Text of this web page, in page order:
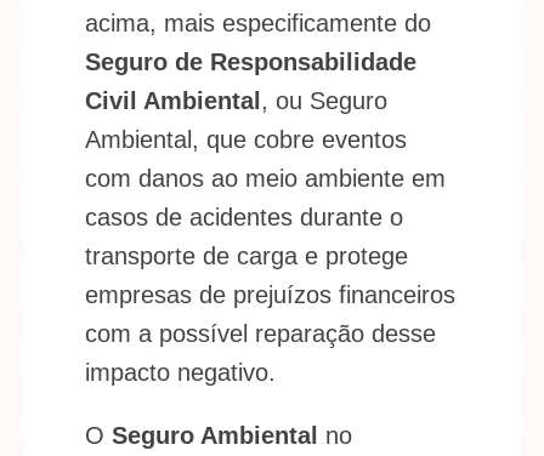
acima, mais especificamente do
Seguro de Responsabilidade
Civil Ambiental , ou Seguro
Ambiental, que cobre eventos
com danos ao meio ambiente em
casos de acidentes durante o
transporte de carga e protege
empresas de prejuízos financeiros
com a possível reparação desse
impacto negativo.
O Seguro Ambiental no